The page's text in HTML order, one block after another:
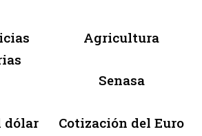
Agricultura
Senasa
dólar Cotización del Euro